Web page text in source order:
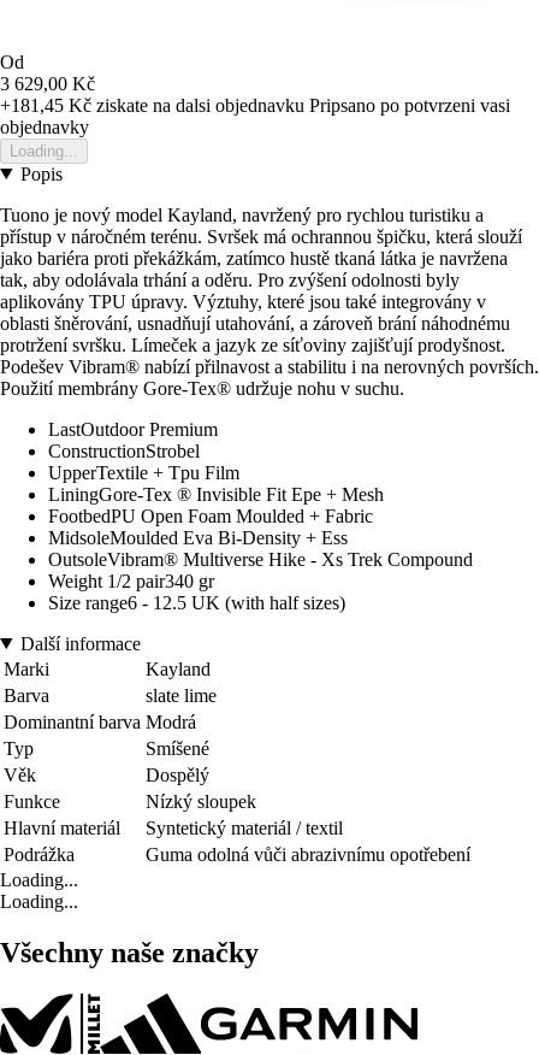
Od
3 629,00 Kč
+181,45 Kč ziskate na dalsi objednavku Pripsano po potvrzeni vasi
objednavky
Loading...
Popis
Tuono je nový model Kayland, navržený pro rychlou turistiku a
přístup v náročném terénu. Svršek má ochrannou špičku, která slouží
jako bariéra proti překážkám, zatímco hustě tkaná látka je navržena
tak, aby odolávala trhání a oděru. Pro zvýšení odolnosti byly
aplikovány TPU úpravy. Výztuhy, které jsou také integrovány v
oblasti šněrování, usnadňují utahování, a zároveň brání náhodnému
protržení svršku. Límeček a jazyk ze síťoviny zajišťují prodyšnost.
Podešev Vibram® nabízí přilnavost a stabilitu i na nerovných površích.
Použití membrány Gore-Tex® udržuje nohu v suchu.
LastOutdoor Premium
ConstructionStrobel
UpperTextile + Tpu Film
LiningGore-Tex ® Invisible Fit Epe + Mesh
FootbedPU Open Foam Moulded + Fabric
MidsoleMoulded Eva Bi-Density + Ess
OutsoleVibram® Multiverse Hike - Xs Trek Compound
Weight 1/2 pair340 gr
Size range6 - 12.5 UK (with half sizes)
Další informace
Marki
Kayland
Barva
slate lime
Dominantní barva Modrá
Typ
Smíšené
Věk
Dospělý
Funkce
Nízký sloupek
Hlavní materiál
Syntetický materiál / textil
Podrážka
Guma odolná vůči abrazivnímu opotřebení
Loading...
Loading...
Všechny naše značky